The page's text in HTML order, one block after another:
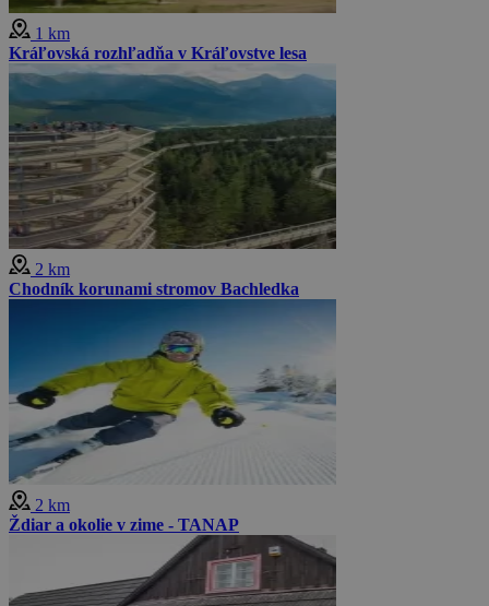
1 km
Kráľovská rozhľadňa v Kráľovstve lesa
2 km
Chodník korunami stromov Bachledka
2 km
Ždiar a okolie v zime - TANAP